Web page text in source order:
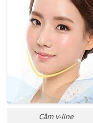
Cằm v-line